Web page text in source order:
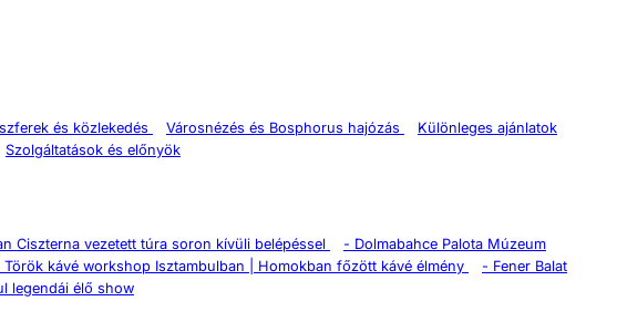
és közlekedés Városnézés és Bosphorus hajózás
Különleges ajánlatok
Szolgáltatások és előnyök
Ciszterna vezetett túra soron kívüli belépéssel - Dolmabahce Palota Múzeum
Török kávé workshop Isztambulban | Homokban főzött kávé élmény - Fener Balat
legendái élő show